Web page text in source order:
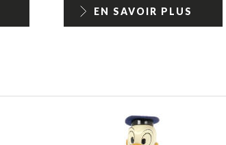
EN SAVOIR PLUS